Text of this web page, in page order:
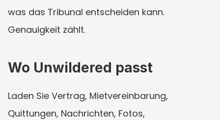
was das Tribunal entscheiden kann.
Genauigkeit zählt.
Wo Unwildered passt
Laden Sie Vertrag, Mietvereinbarung,
Quittungen, Nachrichten, Fotos,